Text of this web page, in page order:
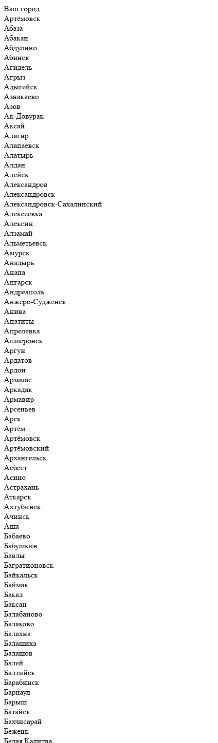
Ваш город
Артёмовск
Абаза
Абакан
Абдулино
Абинск
Агидель
Агрыз
Адыгейск
Азнакаево
Азов
Ак-Довурак
Аксай
Алагир
Алапаевск
Алатырь
Алдан
Алейск
Александров
Александровск
Александровск-Сахалинский
Алексеевка
Алексин
Алзамай
Альметьевск
Амурск
Анадырь
Анапа
Ангарск
Андреаполь
Анжеро-Судженск
Анива
Апатиты
Апрелевка
Апшеронск
Аргун
Ардатов
Ардон
Арзамас
Аркадак
Армавир
Арсеньев
Арск
Артём
Артёмовск
Артёмовский
Архангельск
Асбест
Асино
Астрахань
Аткарск
Ахтубинск
Ачинск
Аша
Бабаево
Бабушкин
Бавлы
Багратионовск
Байкальск
Баймак
Бакал
Баксан
Балабаново
Балаково
Балахна
Балашиха
Балашов
Балей
Балтийск
Барабинск
Барнаул
Барыш
Батайск
Бахчисарай
Бежецк
Белая Калитва